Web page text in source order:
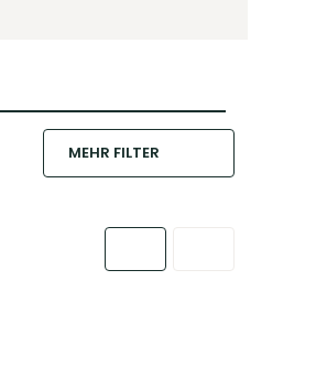
MEHR FILTER